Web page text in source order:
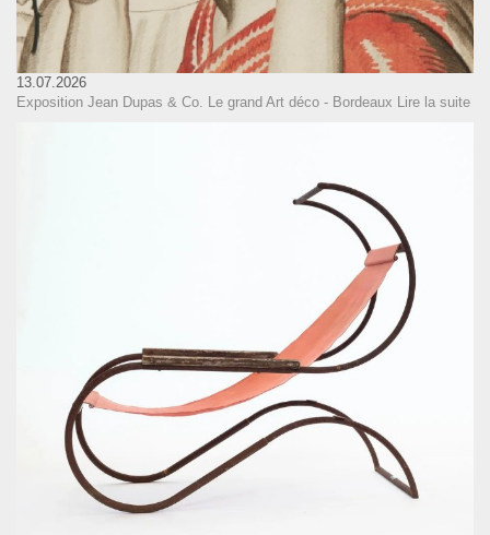
13.07.2026
Exposition Jean Dupas & Co. Le grand Art déco - Bordeaux Lire la suite